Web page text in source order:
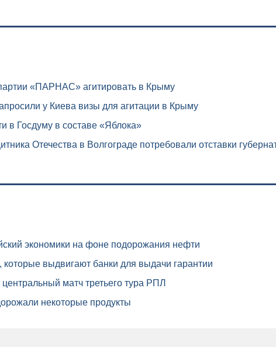
«ПАРНАС» агитировать в Крыму
у Киева визы для агитации в Крыму
в Госдуму в составе «Яблока»
Отечества в Волгограде потребовали отставки
экономики на фоне подорожания нефти
выдвигают банки для выдачи гарантии
матч третьего тура РПЛ
некоторые продукты